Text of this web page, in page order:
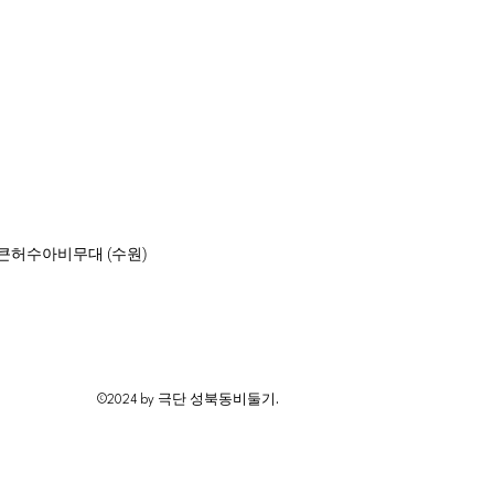
허수아비무대 (수원)
©2024 by 극단 성북동비둘기.